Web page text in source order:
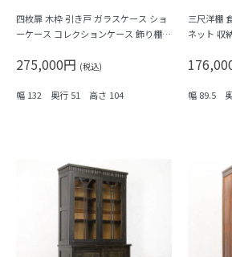
四枚扉 木枠 引き戸 ガラスケース ショ
ーケース コレクションケース 飾り棚
275,000円 (税込)
幅 132 奥行 51 高さ 104
三尺洋棚
ネット 収
幅 89.5